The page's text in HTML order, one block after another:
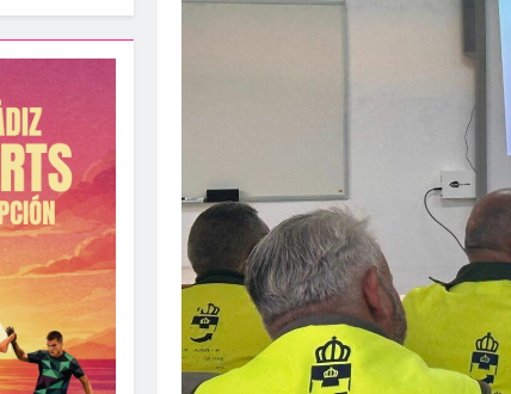
Tráfico especial para despedir la feria. Ojo si vas a Santa
2 Semanas Atrás
La feria se despide por todo lo alto: Antonio José,